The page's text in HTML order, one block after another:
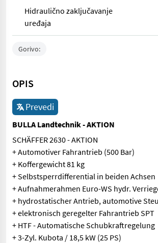
Hidraulično zaključavanje
uređaja
Gorivo:
OPIS
Prevedi
BULLA Landtechnik - AKTION
SCHÄFFER 2630 - AKTION
+ Automotiver Fahrantrieb (500 Bar)
+ Koffergewicht 81 kg
+ Selbstsperrdifferential in beiden Achsen
+ Aufnahmerahmen Euro-WS hydr.
+ hydrostatischer Antrieb, automotive
+ elektronisch geregelter Fahrantrieb SPT
+ HTF - Automatische Schubkraftregelung
+ 3-Zyl. Kubota / 18,5 kW (25 PS)